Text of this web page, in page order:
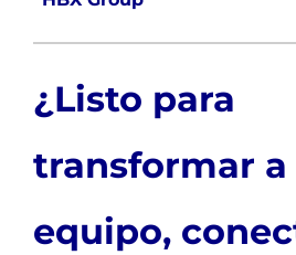
¿Listo para
transformar a
equipo,